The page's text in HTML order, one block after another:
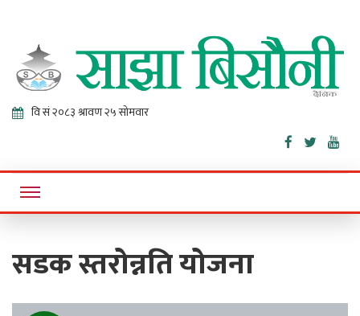
Sajha
Bisaunee
Online News Portal
सडक स्तरोन्नति योजना